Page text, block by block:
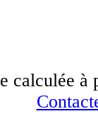
calculée à